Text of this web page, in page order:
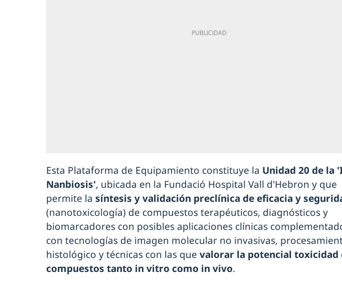
Esta Plataforma de Equipamiento constituye la Unidad 20 de la
Nanbiosis', ubicada en la Fundació Hospital Vall d'Hebron y que
permite la síntesis y validación preclínica de eficacia y
(nanotoxicología) de compuestos terapéuticos, diagnósticos y
biomarcadores con posibles aplicaciones clínicas
con tecnologías de imagen molecular no invasivas,
histológico y técnicas con las que valorar la potencial toxicidad
compuestos tanto in vitro como in vivo.